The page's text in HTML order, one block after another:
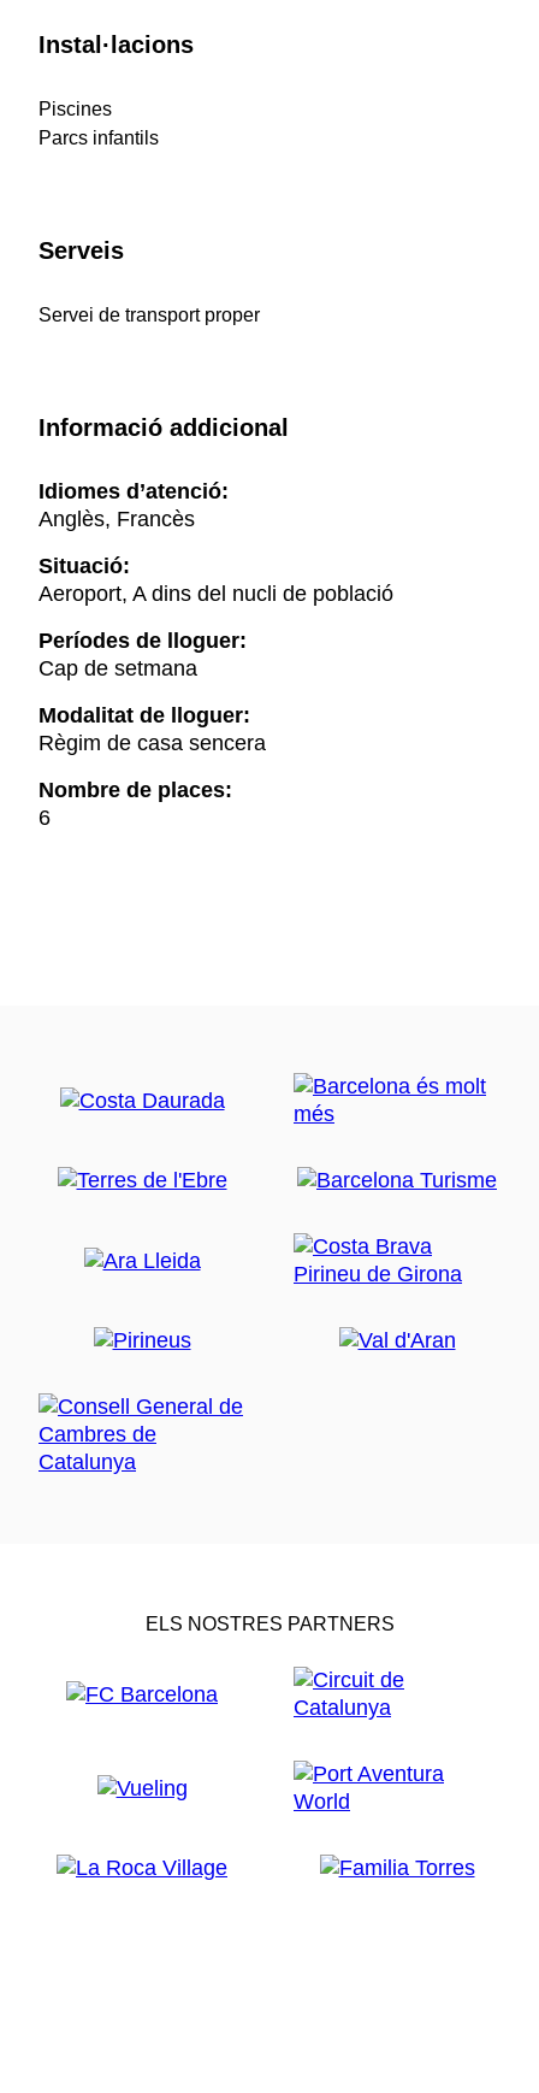
Instal·lacions
Piscines
Parcs infantils
Serveis
Servei de transport proper
Informació addicional
Idiomes d’atenció:
Anglès, Francès
Situació:
Aeroport, A dins del nucli de població
Períodes de lloguer:
Cap de setmana
Modalitat de lloguer:
Règim de casa sencera
Nombre de places:
6
ELS NOSTRES PARTNERS